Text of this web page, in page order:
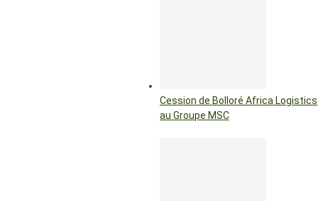
Cession de Bolloré Africa Logistics
au Groupe MSC